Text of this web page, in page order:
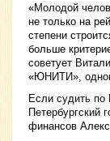
«Молодой
не только на
степени
больше
советует
«ЮНИТИ»,
Если судить
Петербургский
финансов